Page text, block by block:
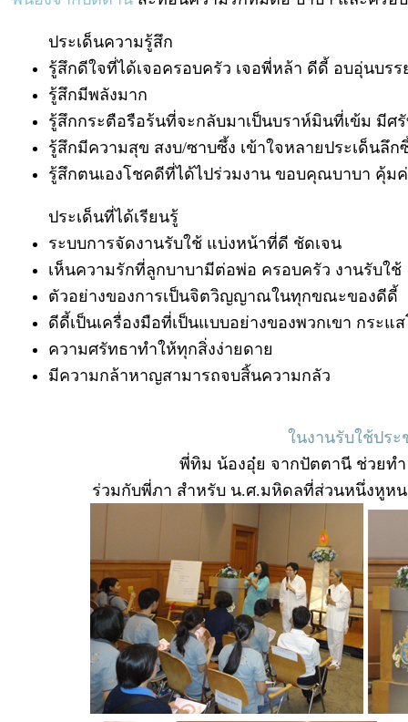
ประเด็นความรู้สึก
รู้สึกดีใจที่ได้เจอครอบครัว เจอพี่หล้า ดีดี้ อบอุ่นบร
รู้สึกมีพลังมาก
รู้สึกกระตือรือร้นที่จะกลับมาเป็นบราห์มินที่เข้ม มีศ
รู้สึกมีความสุข สงบ/ซาบซึ้ง เข้าใจหลายประเด็นลึก
รู้สึกตนเองโชคดีที่ได้ไปร่วมงาน ขอบคุณบาบา คุ้ม
ประเด็นที่ได้เรียนรู้
ระบบการจัดงานรับใช้ แบ่งหน้าที่ดี ชัดเจน
เห็นความรักที่ลูกบาบามีต่อพ่อ ครอบครัว งานรับใช้
ตัวอย่างของการเป็นจิตวิญญาณในทุกขณะของดีดี้
ดีดี้เป็นเครื่องมือที่เป็นแบบอย่างของพวกเขา กระแ
ความศรัทธาทำให้ทุกสิ่งง่ายดาย
มีความกล้าหาญสามารถจบสิ้นความกลัว
ในงานรับใช้ประ
พี่ทิม น้องอุ๋ย จากปัตตานี ช่วยทำ
ร่วมกับพี่ภา สำหรับ น.ศ.มหิดลที่ส่วนหนึ่งหูห